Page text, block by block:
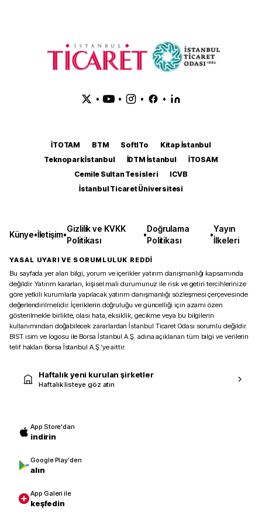
• • • •
İTOTAM BTM SoftITo
Kitap İstanbul
Teknopark İstanbul
İDTM İstanbul
İTOSAM
Cemile Sultan Tesisleri
ICVB
İstanbul Ticaret Üniversitesi
Künye•İletişim•
Gizlilik ve KVKK
Politikası
•
Doğrulama
Politikası
•
Yayın
İlkeleri
YASAL UYARI VE SORUMLULUK REDDİ
Bu sayfada yer alan bilgi, yorum ve içerikler yatırım danışmanlığı kapsamında
değildir. Yatırım kararları, kişisel mali durumunuz ile risk ve getiri tercihlerinize
göre yetkili kurumlarla yapılacak yatırım danışmanlığı sözleşmesi çerçevesinde
değerlendirilmelidir. İçeriklerin doğruluğu ve güncelliği için azami özen
gösterilmekle birlikte, olası hata, eksiklik, gecikme veya bu bilgilerin
kullanımından doğabilecek zararlardan İstanbul Ticaret Odası sorumlu değildir.
BIST isim ve logosu ile Borsa İstanbul A.Ş. adına açıklanan tüm bilgi ve verilerin
telif hakları Borsa İstanbul A.Ş.’ye aittir.
Haftalık yeni kurulan şirketler
Haftalık listeye göz atın
App Store'dan
indirin
Google Play'den
alın
App Galeri ile
keşfedin